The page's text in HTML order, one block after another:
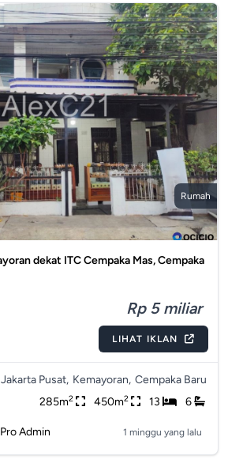
Rumah
dekat ITC Cempaka Mas, Cempaka
Rp 5 miliar
LIHAT IKLAN
Jakarta Pusat, Kemayoran, Cempaka Baru
285m2 450m2 13 6
Admin 1 minggu yang lalu